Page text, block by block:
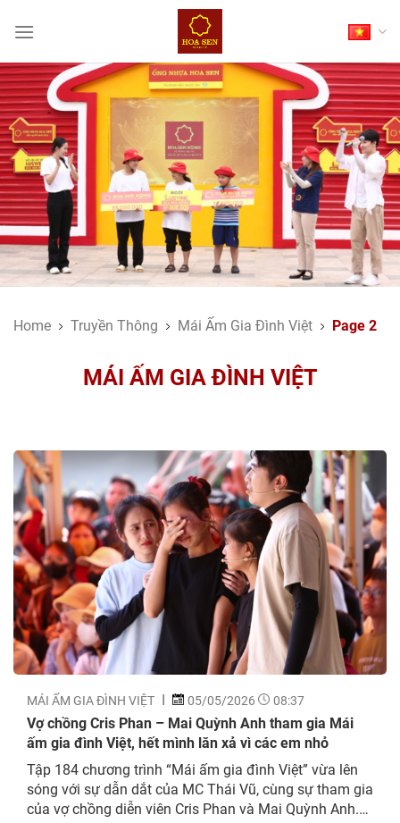
Home Truyền Thông Mái Ấm Gia Đình Việt Page 2
MÁI ẤM GIA ĐÌNH VIỆT
MÁI ẤM GIA ĐÌNH VIỆT 05/05/2026 08:37
Vợ chồng Cris Phan – Mai Quỳnh Anh tham gia Mái
ấm gia đình Việt, hết mình lăn xả vì các em nhỏ
Tập 184 chương trình “Mái ấm gia đình Việt” vừa lên
sóng với sự dẫn dắt của MC Thái Vũ, cùng sự tham gia
của vợ chồng diễn viên Cris Phan và Mai Quỳnh Anh.